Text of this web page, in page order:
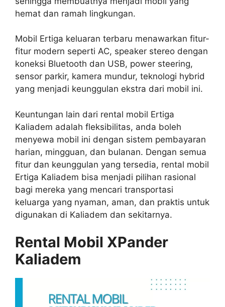
hemat dan ramah lingkungan.
Mobil Ertiga keluaran terbaru menawarkan fitur-
fitur modern seperti AC, speaker stereo dengan
koneksi Bluetooth dan USB, power steering,
sensor parkir, kamera mundur, teknologi hybrid
yang menjadi keunggulan ekstra dari mobil ini.
Keuntungan lain dari rental mobil Ertiga
Kaliadem adalah fleksibilitas, anda boleh
menyewa mobil ini dengan sistem pembayaran
harian, mingguan, dan bulanan. Dengan semua
fitur dan keunggulan yang tersedia, rental mobil
Ertiga Kaliadem bisa menjadi pilihan rasional
bagi mereka yang mencari transportasi
keluarga yang nyaman, aman, dan praktis untuk
digunakan di Kaliadem dan sekitarnya.
Rental Mobil XPander
Kaliadem